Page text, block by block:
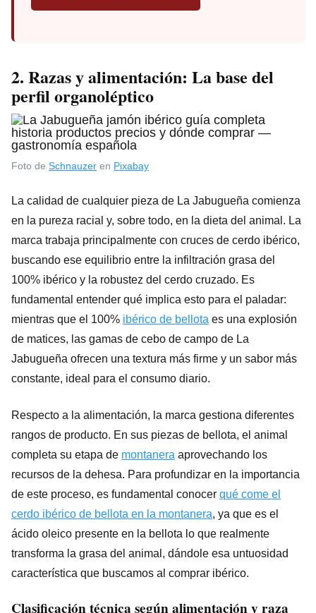
2. Razas y alimentación: La base del
perfil organoléptico
Foto de Schnauzer en Pixabay
La calidad de cualquier pieza de La Jabugueña comienza
en la pureza racial y, sobre todo, en la dieta del animal. La
marca trabaja principalmente con cruces de cerdo ibérico,
buscando ese equilibrio entre la infiltración grasa del
100% ibérico y la robustez del cerdo cruzado. Es
fundamental entender qué implica esto para el paladar:
mientras que el 100% ibérico de bellota es una explosión
de matices, las gamas de cebo de campo de La
Jabugueña ofrecen una textura más firme y un sabor más
constante, ideal para el consumo diario.
Respecto a la alimentación, la marca gestiona diferentes
rangos de producto. En sus piezas de bellota, el animal
completa su etapa de montanera aprovechando los
recursos de la dehesa. Para profundizar en la importancia
de este proceso, es fundamental conocer qué come el
cerdo ibérico de bellota en la montanera, ya que es el
ácido oleico presente en la bellota lo que realmente
transforma la grasa del animal, dándole esa untuosidad
característica que buscamos al comprar ibérico.
Clasificación técnica según alimentación y raza